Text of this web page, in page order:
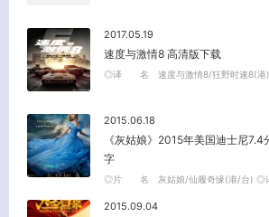
2017.05.19
速度与激情8 高清版下载
◎译 名 速度与激情8/狂野时速8(港
2015.06.18
《灰姑娘》2015年美国迪士尼
字
◎片 名 灰姑娘/仙履奇缘(港/台) ◎
2015.09.04